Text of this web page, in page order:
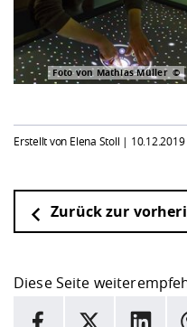
Foto von Mathias Müller
Erstellt von Elena Stoll | 10.12.2019
Zurück zur
Diese Seite
INFORMATION
Facebook
X LinkedIn